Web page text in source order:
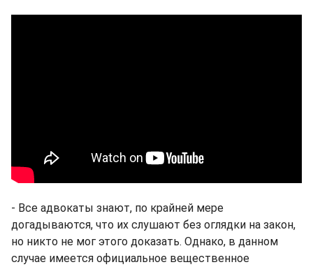
- Все адвокаты знают, по крайней мере
догадываются, что их слушают без оглядки на закон,
но никто не мог этого доказать. Однако, в данном
случае имеется официальное вещественное